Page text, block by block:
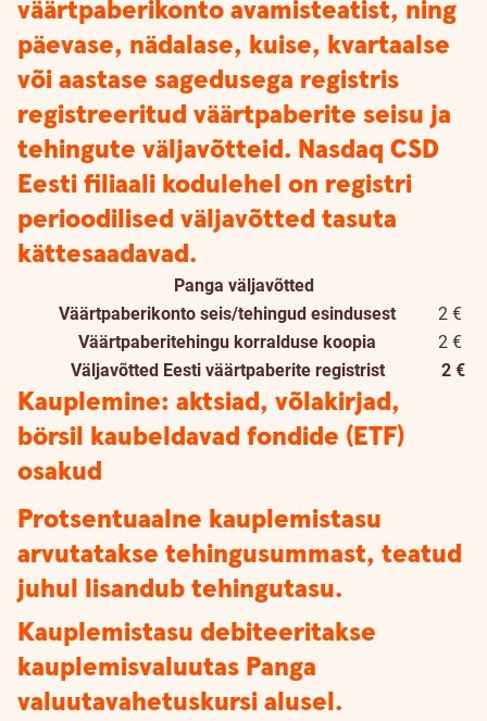
väärtpaberikonto avamisteatist, ning
päevase, nädalase, kuise, kvartaalse
või aastase sagedusega registris
registreeritud väärtpaberite seisu ja
tehingute väljavõtteid. Nasdaq CSD
Eesti filiaali kodulehel on registri
perioodilised väljavõtted tasuta
kättesaadavad.
Panga väljavõtted
Väärtpaberikonto seis/tehingud esindusest
2 €
Väärtpaberitehingu korralduse koopia
2 €
Väljavõtted Eesti väärtpaberite registrist
2 €
Kauplemine: aktsiad, võlakirjad,
börsil kaubeldavad fondide (ETF)
osakud
Protsentuaalne kauplemistasu
arvutatakse tehingusummast, teatud
juhul lisandub tehingutasu.
Kauplemistasu debiteeritakse
kauplemisvaluutas Panga
valuutavahetuskursi alusel.